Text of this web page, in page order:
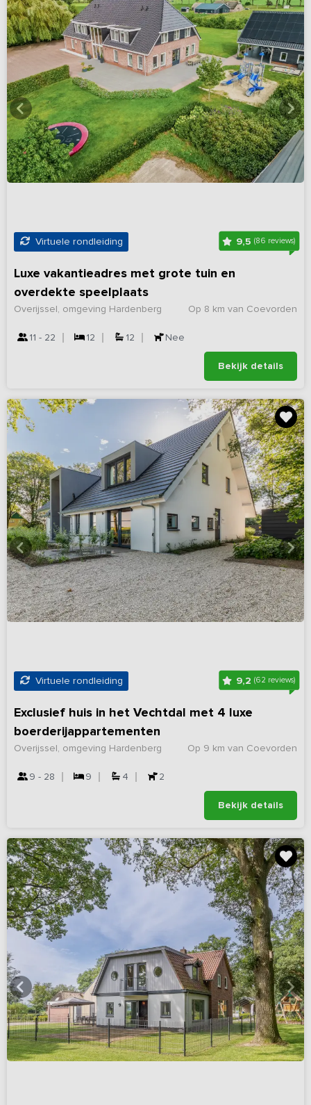
Virtuele rondleiding 9,5 (86 reviews)
Luxe vakantieadres met grote tuin en
overdekte speelplaats
Op 8 km van Coevorden
Overijssel, omgeving Hardenberg
11 - 22 12 12 Nee
Bekijk details
Virtuele rondleiding 9,2 (62 reviews)
Exclusief huis in het Vechtdal met 4 luxe
boerderijappartementen
Op 9 km van Coevorden
Overijssel, omgeving Hardenberg
9 - 28 9 4 2
Bekijk details